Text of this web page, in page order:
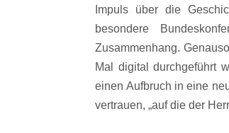
Impuls über die
besondere
Zusammenhang.
Mal digital durchgeführt
einen Aufbruch in eine
vertrauen, „auf die der